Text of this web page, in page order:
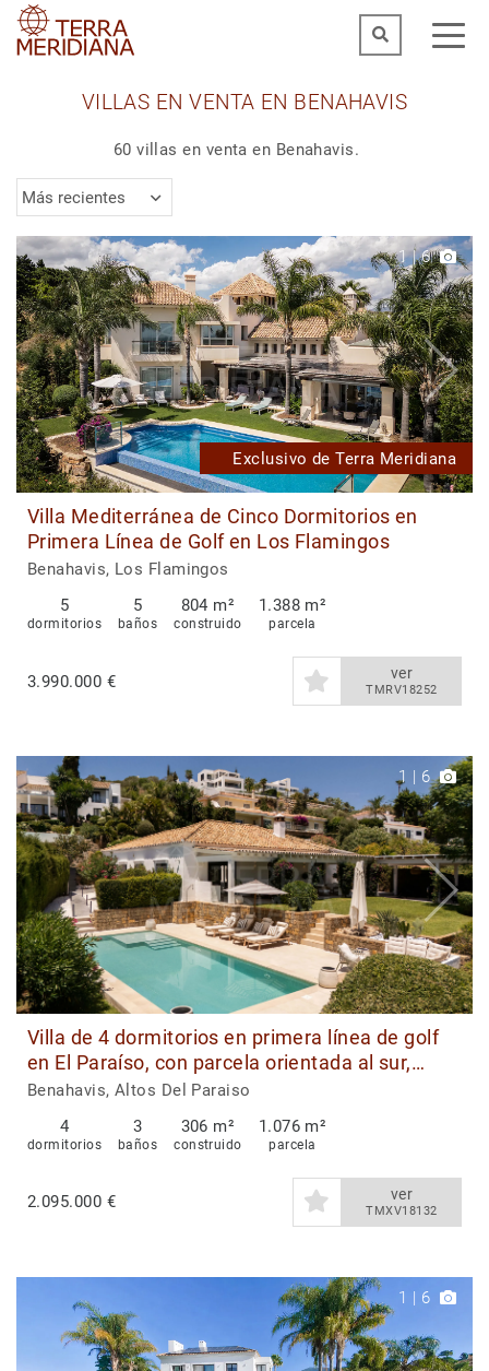
VILLAS EN VENTA EN BENAHAVIS
60 villas en venta en Benahavis.
Más recientes
1|6
Exclusivo de Terra Meridiana
Villa Mediterránea de Cinco Dormitorios en
Primera Línea de Golf en Los Flamingos
Benahavis, Los Flamingos
5
dormitorios
5
baños
804 m²
construido
1.388 m²
parcela
3.990.000 € ver
TMRV18252
1 6
Villa de 4 dormitorios en primera línea de golf
en El Paraíso, con parcela orientada al sur,
impresionantes vistas a la montaña y piscina
Benahavis, Altos Del Paraiso
4
dormitorios
3
baños
306 m²
construido
1.076 m²
parcela
2.095.000 € ver
TMXV18132
1 | 6